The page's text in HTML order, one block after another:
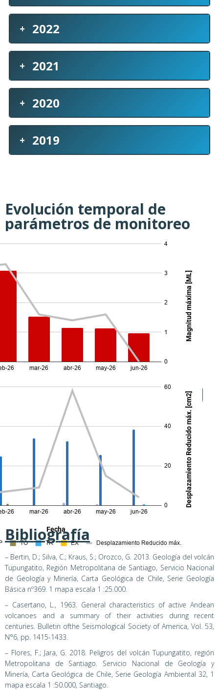
Evolución temporal de
parámetros de monitoreo
Evolución de Eventos de Dinámica de Fluidos
Bibliografía
– Bertin, D.; Silva, C.; Kraus, S.; Orozco, G. 2013. Geología del volcán
Tupungatito, Región Metropolitana de Santiago, Servicio Nacional
de Geología y Minería, Carta Geológica de Chile, Serie Geología
Básica nº369. 1 mapa escala 1 :25.000.
– Casertano, L., 1963. General characteristics of active Andean
volcanoes and a summary of their activities during recent
centuries. Bulletin ofthe Seismological Society of America, Vol. 53,
N°6, pp. 1415-1433.
– Flores, F.; Jara, G. 2018. Peligros del volcán Tupungatito, región
Metropolitana de Santiago. Servicio Nacional de Geología y
Minería, Carta Geológica de Chile, Serie Geología Ambiental 32, 1
mapa escala 1 :50.000, Santiago.